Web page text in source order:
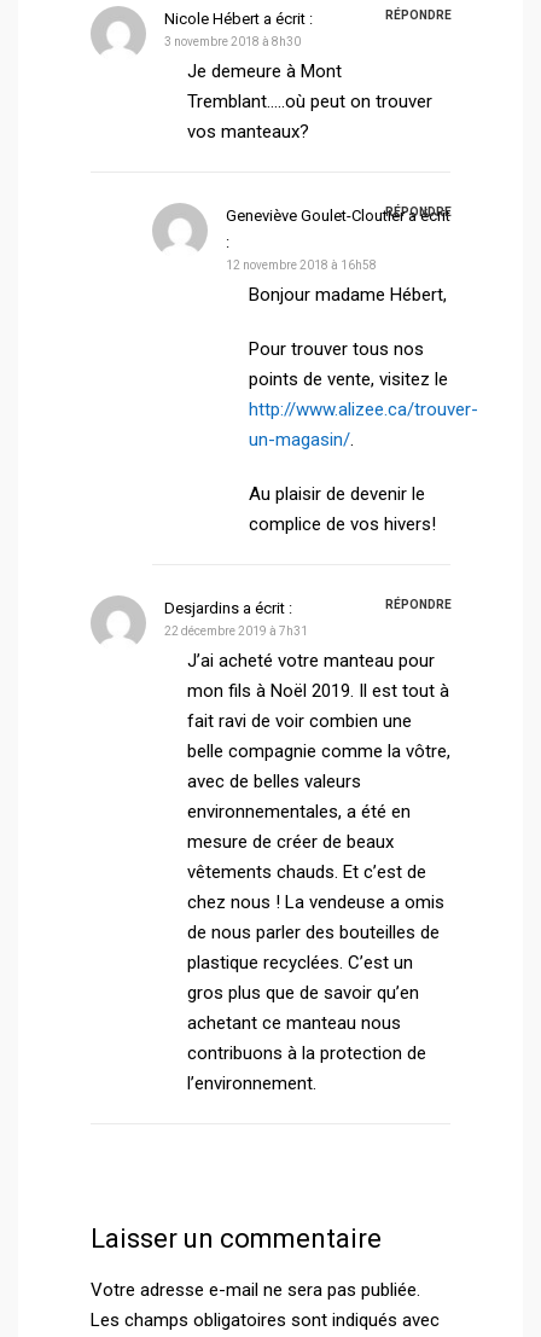
Nicole Hébert a écrit :
RÉPONDRE
3 novembre 2018 à 8h30
Je demeure à Mont
Tremblant…..où peut on trouver
vos manteaux?
Geneviève Goulet-Cloutiera écrit
:
RÉPONDRE
12 novembre 2018 à 16h58
Bonjour madame Hébert,
Pour trouver tous nos
points de vente, visitez le
http://www.alizee.ca/trouver-
un-magasin/.
Au plaisir de devenir le
complice de vos hivers!
Desjardins a écrit :
RÉPONDRE
22 décembre 2019 à 7h31
J’ai acheté votre manteau pour
mon fils à Noël 2019. Il est tout à
fait ravi de voir combien une
belle compagnie comme la vôtre,
avec de belles valeurs
environnementales, a été en
mesure de créer de beaux
vêtements chauds. Et c’est de
chez nous ! La vendeuse a omis
de nous parler des bouteilles de
plastique recyclées. C’est un
gros plus que de savoir qu’en
achetant ce manteau nous
contribuons à la protection de
l’environnement.
Laisser un commentaire
Votre adresse e-mail ne sera pas publiée.
Les champs obligatoires sont indiqués avec